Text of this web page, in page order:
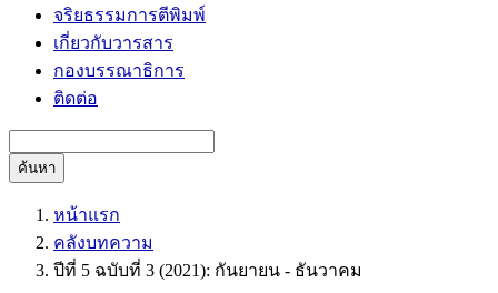
จริยธรรมการตีพิมพ์
เกี่ยวกับวารสาร
กองบรรณาธิการ
ติดต่อ
ค้นหา
หน้าแรก
คลังบทความ
ปีที่ 5 ฉบับที่ 3 (2021): กันยายน - ธันวาคม